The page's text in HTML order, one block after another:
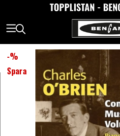
-%
Spara